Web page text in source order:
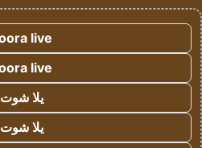
live
live
يلا شوت
يلا شوت